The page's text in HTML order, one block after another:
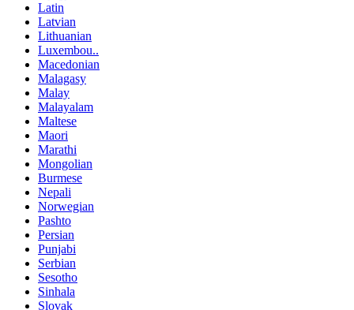
Latin
Latvian
Lithuanian
Luxembou..
Macedonian
Malagasy
Malay
Malayalam
Maltese
Maori
Marathi
Mongolian
Burmese
Nepali
Norwegian
Pashto
Persian
Punjabi
Serbian
Sesotho
Sinhala
Slovak